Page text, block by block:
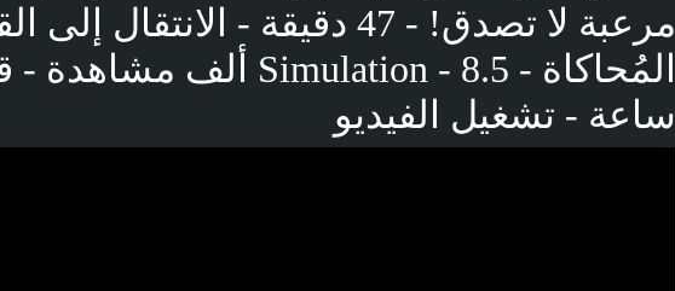
مرعبة لا تصدق! - 47 دقيقة - الانتقال
ساعة - تشغيل الفيديو